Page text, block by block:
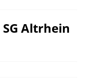
Altrhein